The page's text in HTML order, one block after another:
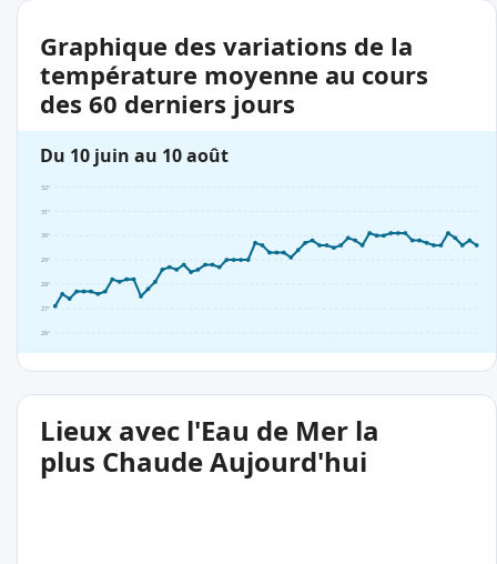
Graphique des variations de la
température moyenne au cours
des 60 derniers jours
Du 10 juin au 10 août
26°
27°
28°
29°
30°
31°
32°
Lieux avec l'Eau de Mer la
plus Chaude Aujourd'hui